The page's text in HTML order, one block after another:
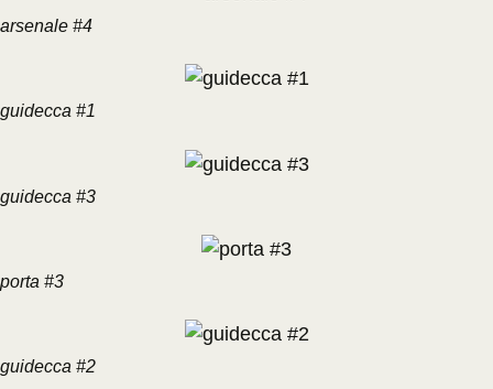
arsenale #4
guidecca #1
guidecca #3
porta #3
guidecca #2